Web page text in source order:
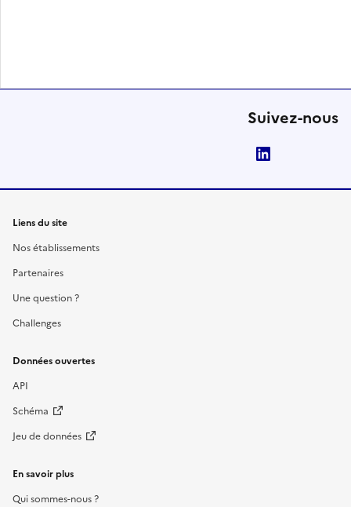
Suivez-nous
Liens du site
Nos établissements
Partenaires
Une question ?
Challenges
Données ouvertes
API
Schéma
Jeu de données
En savoir plus
Qui sommes-nous ?